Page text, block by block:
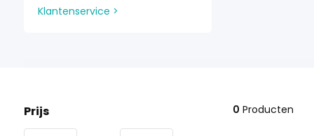
Klantenservice >
Prijs 0 Producten